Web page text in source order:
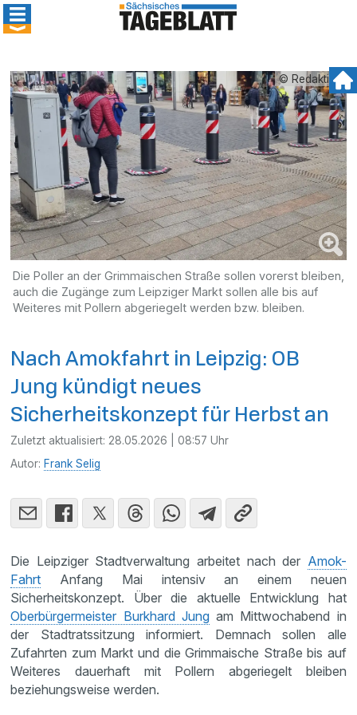
© Redaktion
Die Poller an der Grimmaischen Straße sollen vorerst bleiben,
auch die Zugänge zum Leipziger Markt sollen alle bis auf
Weiteres mit Pollern abgeriegelt werden bzw. bleiben.
Nach Amokfahrt in Leipzig: OB
Jung kündigt neues
Sicherheitskonzept für Herbst an
Zuletzt aktualisiert: 28.05.2026 | 08:57 Uhr
Autor: Frank Selig
Die Leipziger Stadtverwaltung arbeitet nach der Amok-
Fahrt Anfang Mai intensiv an einem neuen
Sicherheitskonzept. Über die aktuelle Entwicklung hat
Oberbürgermeister Burkhard Jungam Mittwochabend in
der Stadtratssitzung informiert. Demnach sollen alle
Zufahrten zum Markt und die Grimmaische Straße bis auf
Weiteres dauerhaft mit Pollern abgeriegelt bleiben
beziehungsweise werden.